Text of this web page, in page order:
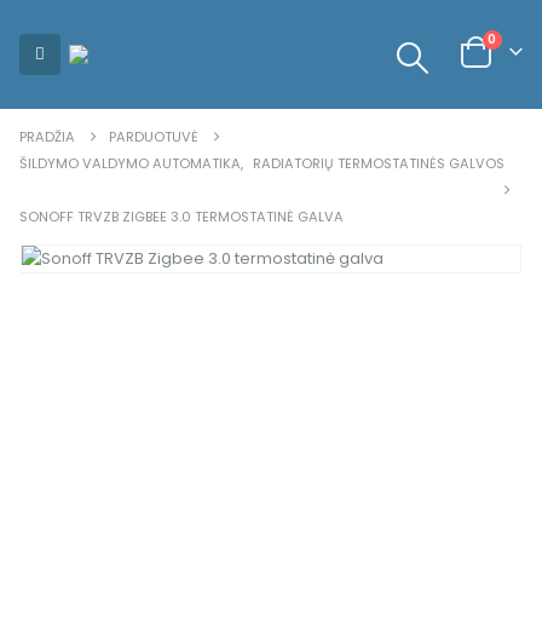
0
PRADŽIA
PARDUOTUVĖ
ŠILDYMO VALDYMO AUTOMATIKA, RADIATORIŲ TERMOSTATINĖS GALVOS
SONOFF TRVZB ZIGBEE 3.0 TERMOSTATINĖ GALVA